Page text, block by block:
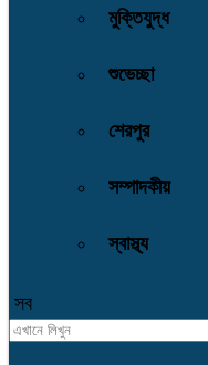
মুক্তিযুদ্ধ
শুভেচ্ছা
শেরপুর
সম্পাদকীয়
স্বাস্থ্য
সব